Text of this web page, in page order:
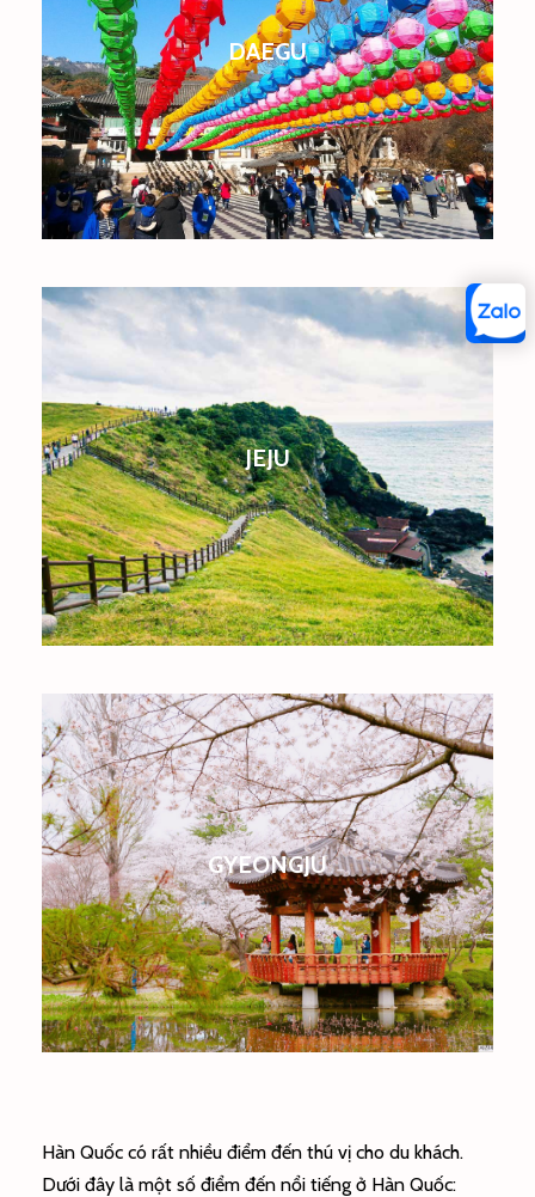
DAEGU
JEJU
GYEONGJU
Hàn Quốc có rất nhiều điểm đến thú vị cho du khách.
Dưới đây là một số điểm đến nổi tiếng ở Hàn Quốc: